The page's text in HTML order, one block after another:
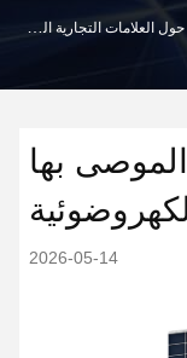
الموصى بها لمستشعرات الشقوق الكهروضوئية
الموصى بها
2026-05-14